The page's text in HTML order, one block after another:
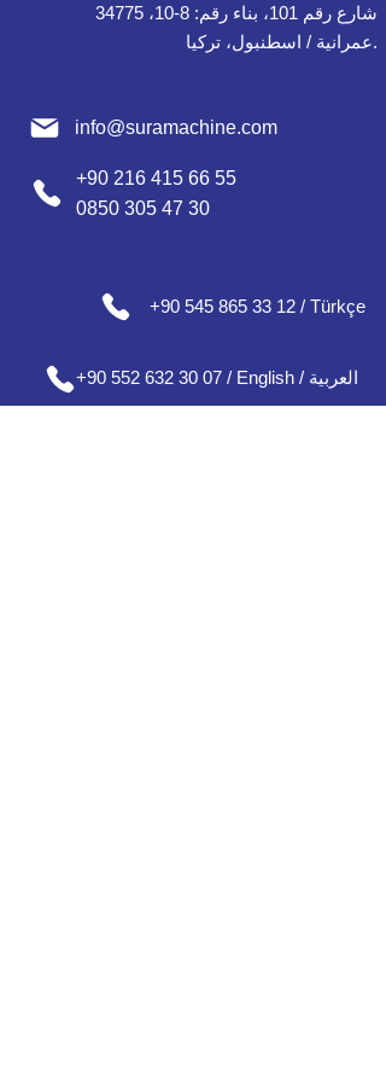
شارع رقم 101، بناء رقم: 8-10، 34775
عمرانية / اسطنبول، تركيا.
info@suramachine.com
+90 216 415 66 55
0850 305 47 30
+90 545 865 33 12 / Türkçe